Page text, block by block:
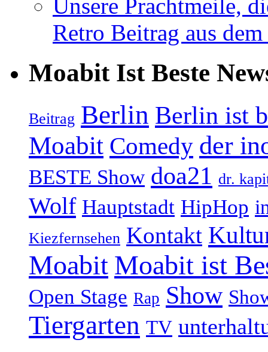
Unsere Prachtmeile,
Retro Beitrag aus
Moabit Ist Beste
Beitrag Berlin Berlin ist
Moabit Comedy der
BESTE Show doa21 dr.
Wolf Hauptstadt HipHop
Kiezfernsehen Kontakt
Moabit Moabit ist
Open Stage Rap Show
Tiergarten TV